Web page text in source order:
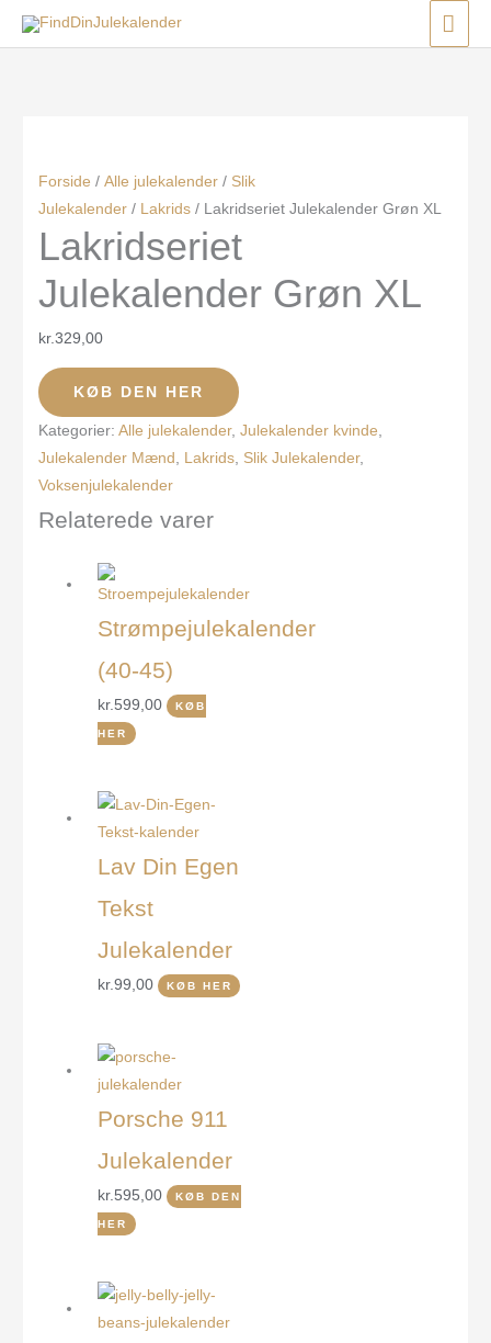
Forside / Alle julekalender/ Slik
Julekalender/ Lakrids/ Lakridseriet Julekalender Grøn XL
Lakridseriet
Julekalender Grøn XL
kr.329,00
KØB DEN HER
Kategorier: Alle julekalender, Julekalender kvinde
Julekalender Mænd
Lakrids, Slik Julekalender,
Voksenjulekalender
Relaterede varer
Strømpejulekalender
(40-45)
kr.599,00 KØB
HER
Lav Din Egen
Tekst
Julekalender
kr.99,00 KØB HER
Porsche 911
Julekalender
kr.595,00 KØB DEN
HER
Menu
Menu
Menu